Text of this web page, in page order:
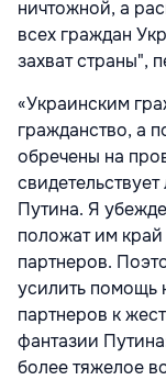
ничтожной, а
всех граждан
захват страны",
«Украинским
гражданство, а
обречены на
Путина. Я
положат им
партнеров.
усилить помощь
партнеров к
фантазии
более тяжелое